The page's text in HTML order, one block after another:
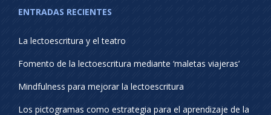
ENTRADAS RECIENTES
La lectoescritura y el teatro
Fomento de la lectoescritura mediante ‘maletas viajeras’
Mindfulness para mejorar la lectoescritura
Los pictogramas como estrategia para el aprendizaje de la